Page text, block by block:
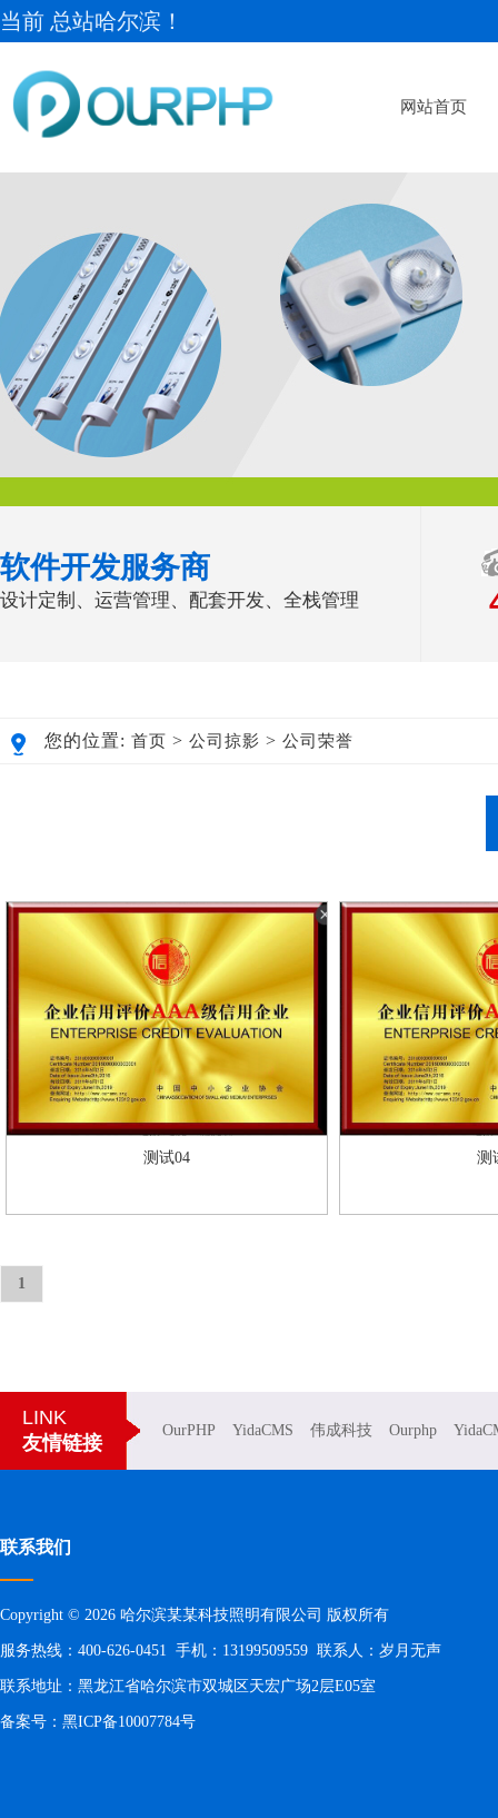
当前 总站哈尔滨！
网站首页
软件开发服务商
设计定制、运营管理、配套开发、全栈管理
您的位置: 首页 > 公司掠影 > 公司荣誉
测试04 测
1
LINK
友情链接
OurPHP YidaCMS 伟成科技 Ourphp
联系我们
Copyright © 2026 哈尔滨某某科技照明有限公司 版权所有
服务热线：400-626-0451 手机：13199509559 联系人：岁月无声
联系地址：黑龙江省哈尔滨市双城区天宏广场2层E05室
备案号： 黑ICP备10007784号